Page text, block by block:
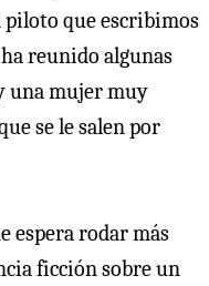
piloto que escribimos
reunido algunas
una mujer muy
se le salen por
espera rodar más
ficción sobre un